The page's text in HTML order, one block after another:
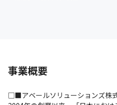
事業概要
□■アベールソリューションズ株